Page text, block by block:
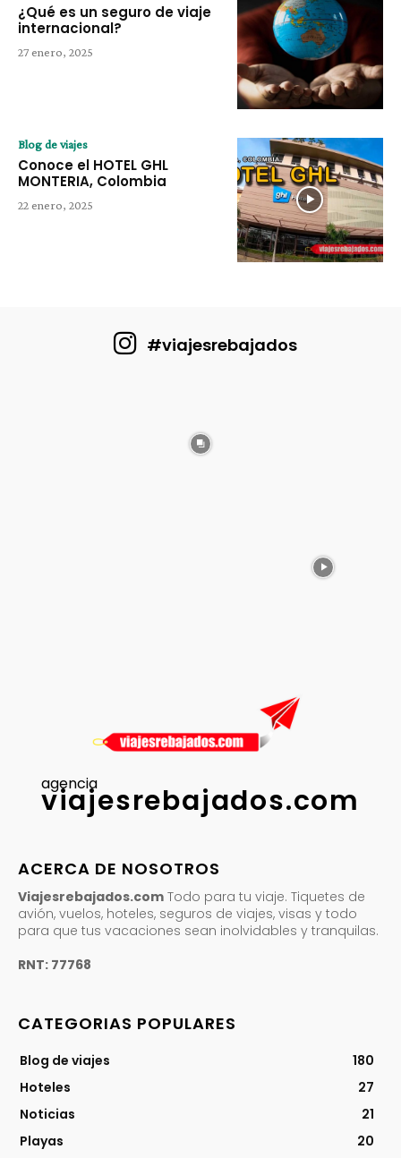
¿Qué es un seguro de viaje
internacional?
27 enero, 2025
Blog de viajes
Conoce el HOTEL GHL
MONTERIA, Colombia
22 enero, 2025
#viajesrebajados
agencia
viajesrebajados.com
ACERCA DE NOSOTROS
Viajesrebajados.com Todo para tu viaje. Tiquetes de
avión, vuelos, hoteles, seguros de viajes, visas y todo
para que tus vacaciones sean inolvidables y tranquilas.
RNT: 77768
CATEGORIAS POPULARES
Blog de viajes
180
Hoteles
27
Noticias
21
Playas
20